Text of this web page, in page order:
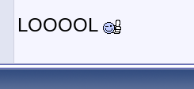
LOOOOL